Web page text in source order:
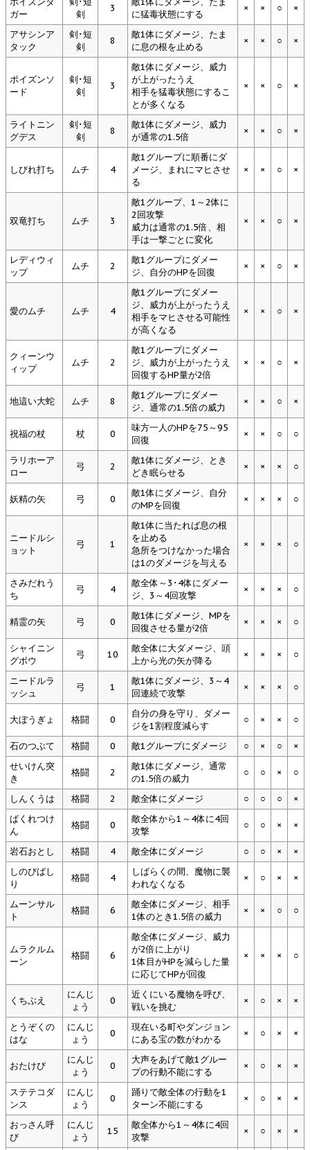
ガー
剣
3
に猛毒状態にする
× × ○ ×
アサシンア
タック
剣･短
剣
8
敵1体にダメージ、たま
に息の根を止める
× × ○ ×
ポイズンソ
ード
剣･短
剣
3
敵1体にダメージ、威力
が上がったうえ
相手を猛毒状態にするこ
とが多くなる
× × ○ ×
ライトニン
グデス
剣･短
剣
8
敵1体にダメージ、威力
が通常の1.5倍
× × ○ ×
しびれ打ち ムチ 4
敵1グループに順番にダ
メージ、まれにマヒさせ
る
× × ○ ×
双竜打ち ムチ 3
敵1グループ、1～2体に
2回攻撃
威力は通常の1.5倍、相
手は一撃ごとに変化
× × ○ ×
レディウィ
ップ
ムチ 2
敵1グループにダメー
ジ、自分のHPを回復
× × ○ ×
愛のムチ ムチ 4
敵1グループにダメー
ジ、威力が上がったうえ
相手をマヒさせる可能性
が高くなる
× × ○ ×
クィーンウ
ィップ
ムチ 2
敵1グループにダメー
ジ、威力が上がったうえ
回復するHP量が2倍
× × ○ ×
地這い大蛇 ムチ 8
敵1グループにダメー
ジ、通常の1.5倍の威力
× × ○ ×
祝福の杖 杖 0
味方一人のHPを75～95
回復
× × ○ ○
ラリホーア
ロー
弓 2
敵1体にダメージ、とき
どき眠らせる
× × × ○
妖精の矢 弓 0
敵1体にダメージ、自分
のMPを回復
× × × ○
ニードルシ
ョット
弓 1
敵1体に当たれば息の根
を止める
急所をつけなかった場合
は1のダメージを与える
× × × ○
さみだれう
ち
弓 4
敵全体～3･4体にダメー
ジ、3～4回攻撃
× × × ○
精霊の矢 弓 0
敵1体にダメージ、MPを
回復させる量が2倍
× × × ○
シャイニン
グボウ
弓 10
敵全体に大ダメージ、頭
上から光の矢が降る
× × × ○
ニードルラ
ッシュ
弓 1
敵1体にダメージ、3～4
回連続で攻撃
× × × ○
大ぼうぎょ 格闘 0
自分の身を守り、ダメー
ジを1割程度減らす
○ × × ○
石のつぶて 格闘 0 敵1グループにダメージ ○ × ○
×
せいけん突
き
格闘 2
敵1体にダメージ、通常
の1.5倍の威力
○ ○ × ○
しんくうは 格闘 2 敵全体にダメージ ○ ○ ○
×
ばくれつけ
ん
格闘 0
敵全体から1～4体に4回
攻撃
○ ○ × ×
岩石おとし 格闘 4 敵全体にダメージ ○ ○ ×
×
しのびばし
り
格闘 4
しばらくの間、魔物に襲
われなくなる
× ○ × ×
ムーンサル
ト
格闘 6
敵全体にダメージ、相手
1体のとき1.5倍の威力
× × ○ ○
ムラクルム
ーン
格闘 6
敵全体にダメージ、威力
が2倍に上がり
1体目がHPを減らした量
に応じてHPが回復
× × × ○
くちぶえ
にんじ
ょう
0
近くにいる魔物を呼び、
戦いを挑む
× ○ × ×
とうぞくの
はな
にんじ
ょう
0
現在いる町やダンジョン
にある宝の数がわかる
× ○ × ×
おたけび
にんじ
ょう
0
大声をあげて敵1グルー
プの行動不能にする
× ○ × ×
ステテコダ
ンス
にんじ
ょう
0
踊りで敵全体の行動を1
ターン不能にする
× ○ × ×
おっさん呼
び
にんじ
ょう
15
敵全体から1～4体に4回
攻撃
× ○ × ×